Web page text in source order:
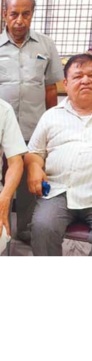
ब
,
क
हां
औ
र
कि
से
प
ख
ब
र